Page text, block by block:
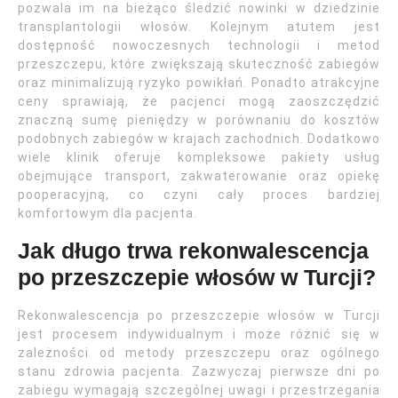
pozwala im na bieżąco śledzić nowinki w dziedzinie
transplantologii włosów. Kolejnym atutem jest
dostępność nowoczesnych technologii i metod
przeszczepu, które zwiększają skuteczność zabiegów
oraz minimalizują ryzyko powikłań. Ponadto atrakcyjne
ceny sprawiają, że pacjenci mogą zaoszczędzić
znaczną sumę pieniędzy w porównaniu do kosztów
podobnych zabiegów w krajach zachodnich. Dodatkowo
wiele klinik oferuje kompleksowe pakiety usług
obejmujące transport, zakwaterowanie oraz opiekę
pooperacyjną, co czyni cały proces bardziej
komfortowym dla pacjenta.
Jak długo trwa rekonwalescencja
po przeszczepie włosów w Turcji?
Rekonwalescencja po przeszczepie włosów w Turcji
jest procesem indywidualnym i może różnić się w
zależności od metody przeszczepu oraz ogólnego
stanu zdrowia pacjenta. Zazwyczaj pierwsze dni po
zabiegu wymagają szczególnej uwagi i przestrzegania